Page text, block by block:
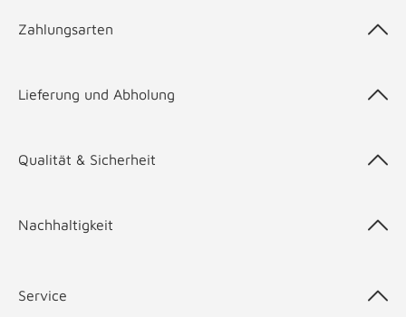
Zahlungsarten
Lieferung und Abholung
Qualität & Sicherheit
Nachhaltigkeit
Service